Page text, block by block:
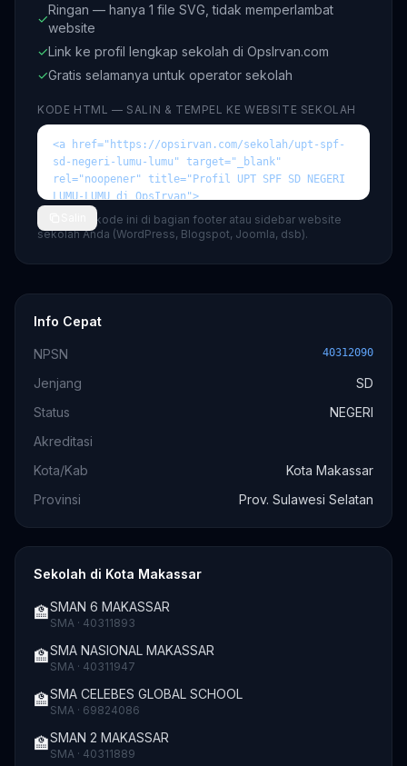
✓
Ringan — hanya 1 file SVG, tidak memperlambat
website
✓Link ke profil lengkap sekolah di OpsIrvan.com
✓Gratis selamanya untuk operator sekolah
KODE HTML — SALIN & TEMPEL KE WEBSITE SEKOLAH
💡 Tempel kode ini di bagian footer atau sidebar website
sekolah Anda (WordPress, Blogspot, Joomla, dsb).
Info Cepat
NPSN 40312090
Jenjang
SD
Status
NEGERI
Akreditasi
Kota/Kab
Kota Makassar
Provinsi
Prov. Sulawesi Selatan
Sekolah di Kota Makassar
🏫SMAN 6 MAKASSAR
SMA · 40311893
🏫SMA NASIONAL MAKASSAR
SMA · 40311947
🏫SMA CELEBES GLOBAL SCHOOL
SMA · 69824086
🏫SMAN 2 MAKASSAR
SMA · 40311889